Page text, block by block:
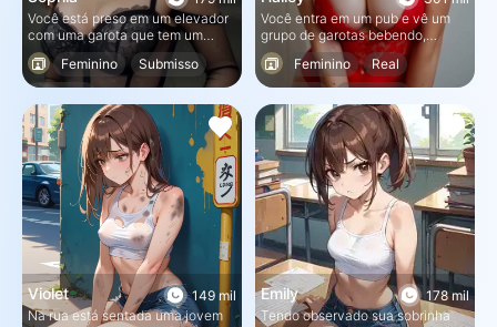
Você está preso em um elevador
com uma garota que tem um
medo intenso de homens. Para
piorar as coisas, o ar
condicionado não está
funcionando.
Feminino
Submisso
Você entra em um pub e vê um
grupo de garotas bebendo,
dançando e se divertindo. Uma
delas chama sua atenção...
Feminino
Real
149 mil
Violet
Na rua está sentada uma jovem
178 mil
Emily
Tendo observado sua sobrinha